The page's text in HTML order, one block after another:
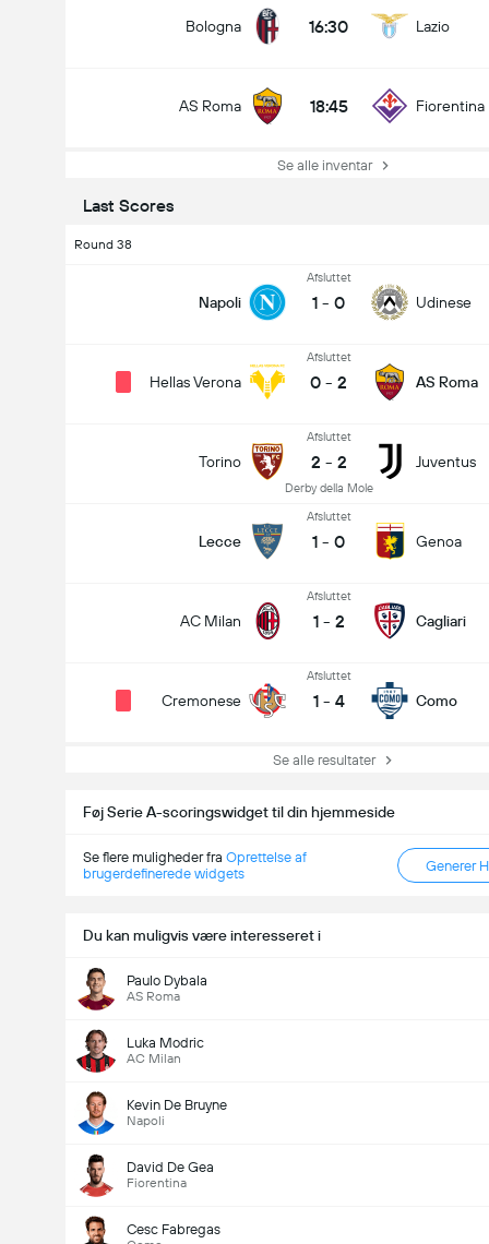
Bologna 16:30 Lazio
AS Roma 18:45 Fiorentina
Se alle inventar
Last Scores
Round 38
Napoli
Afsluttet
1 - 0 Udinese
Hellas Verona
Afsluttet
0 - 2 AS Roma
Torino
Afsluttet
2 - 2
Derby della Mole
Juventus
Lecce
Afsluttet
1 - 0 Genoa
AC Milan
Afsluttet
1 - 2 Cagliari
Cremonese
Afsluttet
1 - 4 Como
Se alle resultater
Føj Serie A-scoringswidget til din hjemmeside
Se flere muligheder fra Oprettelse af
brugerdefinerede widgets
Generer
Du kan muligvis være interesseret i
Paulo Dybala
AS Roma
Luka Modric
AC Milan
Kevin De Bruyne
Napoli
David De Gea
Fiorentina
Cesc Fabregas
Antal Mål i Kampen (2.5)